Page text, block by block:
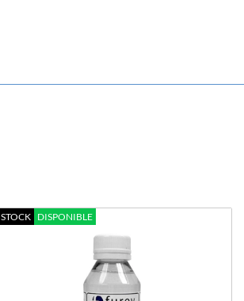
STOCK DISPONIBLE